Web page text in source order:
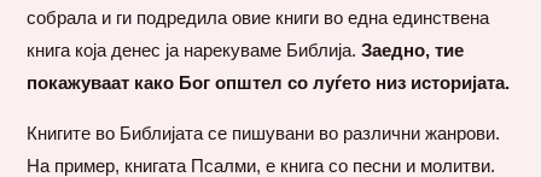
собрала и ги подредила овие книги во една единствена
книга која денес ја нарекуваме Библија.Заедно, тие
покажуваат како Бог општел со луѓето низ историјата.
Книгите во Библијата се пишувани во различни жанрови.
На пример, книгата Псалми, е книга со песни и молитви.